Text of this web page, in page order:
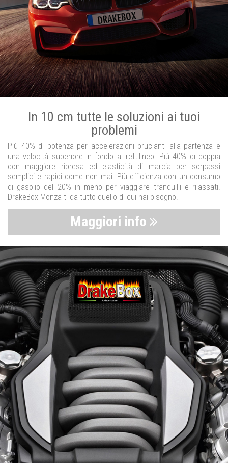
In 10 cm tutte le soluzioni ai tuoi
problemi
Più 40% di potenza per accelerazioni brucianti alla partenza e
una velocità superiore in fondo al rettilineo. Più 40% di coppia
con maggiore ripresa ed elasticità di marcia per sorpassi
semplici e rapidi come non mai. Più efficienza con un consumo
di gasolio del 20% in meno per viaggiare tranquilli e rilassati.
DrakeBox Monza ti da tutto quello di cui hai bisogno.
Maggiori info